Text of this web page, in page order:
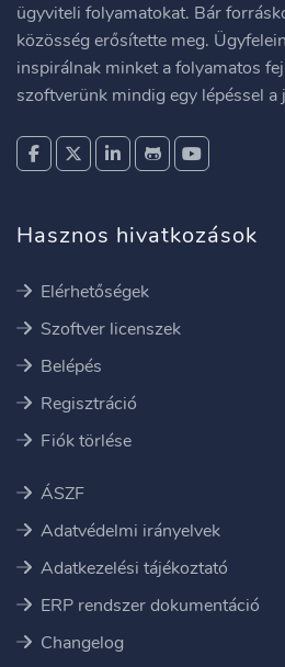
ügyviteli folyamatokat. Bár
közösség erősítette meg.
inspirálnak minket a folyamatos
szoftverünk mindig egy lépéssel a
Hasznos hivatkozások
Elérhetőségek
Szoftver licenszek
Belépés
Regisztráció
Fiók törlése
ÁSZF
Adatvédelmi irányelvek
Adatkezelési tájékoztató
ERP rendszer dokumentáció
Changelog